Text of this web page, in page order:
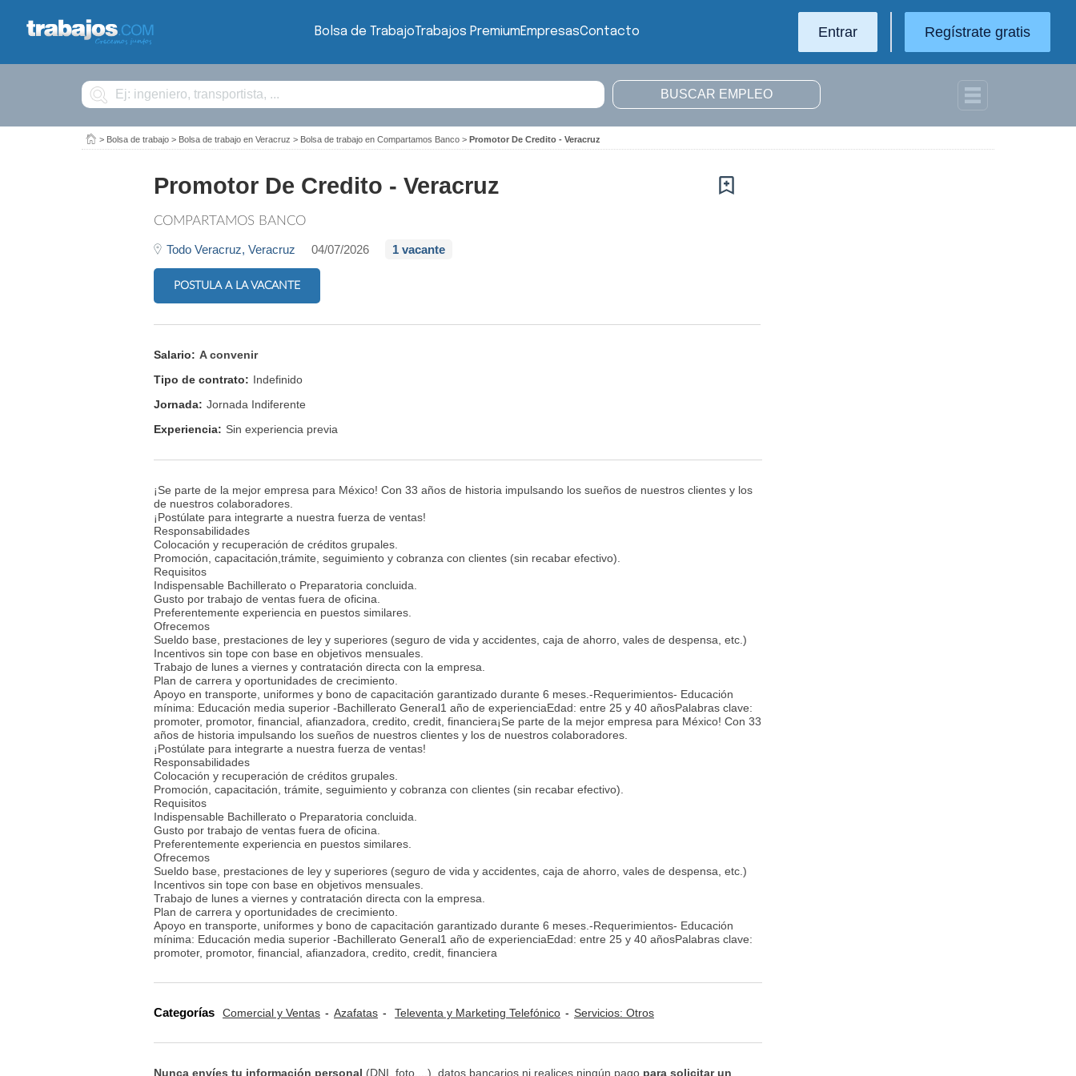
Bolsa de TrabajoTrabajos PremiumEmpresasContacto Entrar Regístrate gratis
Buscar
> Bolsa de trabajo > Bolsa de trabajo en Veracruz > Bolsa de trabajo en Compartamos Banco > Promotor De Credito - Veracruz
Promotor De Credito - Veracruz
COMPARTAMOS BANCO
Todo Veracruz, Veracruz 04/07/2026 1 vacante
POSTULA A LA VACANTE
Salario: A convenir
Tipo de contrato: Indefinido
Jornada: Jornada Indiferente
Experiencia: Sin experiencia previa
¡Se parte de la mejor empresa para México! Con 33 años de historia impulsando los sueños de nuestros clientes y los
de nuestros colaboradores.
¡Postúlate para integrarte a nuestra fuerza de ventas!
Responsabilidades
Colocación y recuperación de créditos grupales.
Promoción, capacitación,trámite, seguimiento y cobranza con clientes (sin recabar efectivo).
Requisitos
Indispensable Bachillerato o Preparatoria concluida.
Gusto por trabajo de ventas fuera de oficina.
Preferentemente experiencia en puestos similares.
Ofrecemos
Sueldo base, prestaciones de ley y superiores (seguro de vida y accidentes, caja de ahorro, vales de despensa, etc.)
Incentivos sin tope con base en objetivos mensuales.
Trabajo de lunes a viernes y contratación directa con la empresa.
Plan de carrera y oportunidades de crecimiento.
Apoyo en transporte, uniformes y bono de capacitación garantizado durante 6 meses.-Requerimientos- Educación
mínima: Educación media superior -Bachillerato General1 año de experienciaEdad: entre 25 y 40 añosPalabras clave:
promoter, promotor, financial, afianzadora, credito, credit, financiera¡Se parte de la mejor empresa para México! Con 33
años de historia impulsando los sueños de nuestros clientes y los de nuestros colaboradores.
¡Postúlate para integrarte a nuestra fuerza de ventas!
Responsabilidades
Colocación y recuperación de créditos grupales.
Promoción, capacitación, trámite, seguimiento y cobranza con clientes (sin recabar efectivo).
Requisitos
Indispensable Bachillerato o Preparatoria concluida.
Gusto por trabajo de ventas fuera de oficina.
Preferentemente experiencia en puestos similares.
Ofrecemos
Sueldo base, prestaciones de ley y superiores (seguro de vida y accidentes, caja de ahorro, vales de despensa, etc.)
Incentivos sin tope con base en objetivos mensuales.
Trabajo de lunes a viernes y contratación directa con la empresa.
Plan de carrera y oportunidades de crecimiento.
Apoyo en transporte, uniformes y bono de capacitación garantizado durante 6 meses.-Requerimientos- Educación
mínima: Educación media superior -Bachillerato General1 año de experienciaEdad: entre 25 y 40 añosPalabras clave:
promoter, promotor, financial, afianzadora, credito, credit, financiera
Categorías Comercial y Ventas Azafatas Televenta y Marketing Telefónico Servicios: Otros
Nunca envíes tu información personal (DNI, foto,...), datos bancarios ni realices ningún pago para solicitar un